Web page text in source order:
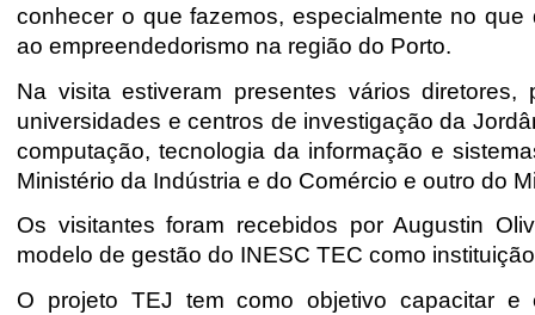
conhecer o que fazemos, especialmente no
ao empreendedorismo na região do Porto.
Na visita estiveram presentes vários
universidades e centros de investigação da
computação, tecnologia da informação e
Ministério da Indústria e do Comércio e outro do
Os visitantes foram recebidos por Augustin
modelo de gestão do INESC TEC como
O projeto TEJ tem como objetivo capacitar e